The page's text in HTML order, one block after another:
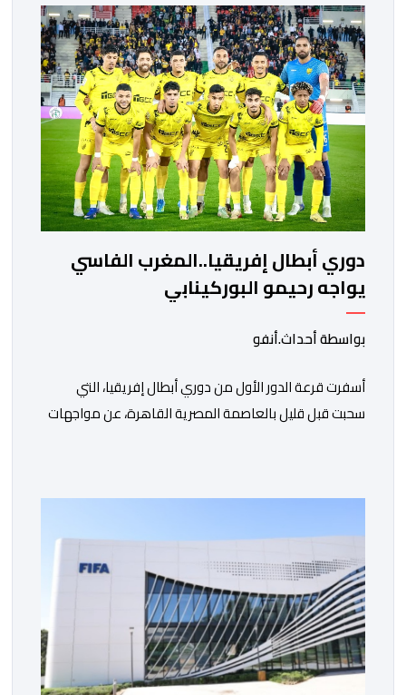
مواجهة المتأهل من المباراة التي تجمع بين إيل كانيمي
واريورز النيجيري ونادي أوديب ممثل […]
دوري أبطال إفريقيا..المغرب الفاسي
يواجه رحيمو البوركينابي
بواسطة أحداث.أنفو
أسفرت قرعة الدور الأول من دوري أبطال إفريقيا، التي
سحبت قبل قليل بالعاصمة المصرية القاهرة، عن مواجهات
نهضة بركان على موعد في هذا الدور مع الفائز من المباراة
الغامبي، حيث يطمح الفريق […]